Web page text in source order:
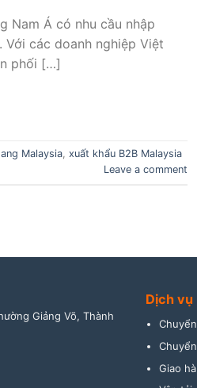
Nam Á có nhu cầu nhập
Với các doanh nghiệp Việt
phối […]
Malaysia, xuất khẩu B2B Malaysia
Leave a comment
Giảng Võ, Thành
Dịch vụ
Giao